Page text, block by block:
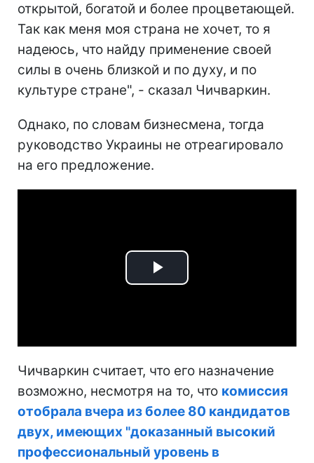
открытой, богатой и более процветающей.
Так как меня моя страна не хочет, то я
надеюсь, что найду применение своей
силы в очень близкой и по духу, и по
культуре стране", - сказал Чичваркин.
Однако, по словам бизнесмена, тогда
руководство Украины не отреагировало
на его предложение.
Play
Чичваркин считает, что его назначение
возможно, несмотря на то, что комиссия
отобрала вчера из более 80 кандидатов
двух, имеющих "доказанный высокий
профессиональный уровень в